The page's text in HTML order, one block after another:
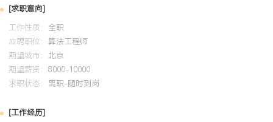
题，如通过多任务学习与模型蒸馏提升意图识别准确率至XX.X%，
XXX%，平衡效果与性能。工程落地：具备强烈的工程化思维，主导
A/B测试平台，将算法迭代周期缩短XX%，有力支撑了业务的快速实
作：具备跨部门协同与团队管理经验，能有效对齐产品、工程与业
发节奏。
[求职意向]
工作性质： 全职
应聘职位： 算法工程师
期望城市： 北京
期望薪资： 8000-10000
求职状态： 离职-随时到岗
[工作经历]